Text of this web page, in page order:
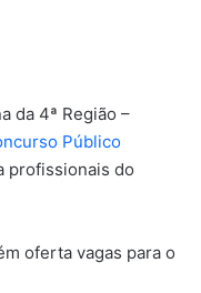
da 4ª Região –
Público
profissionais do
oferta vagas para o